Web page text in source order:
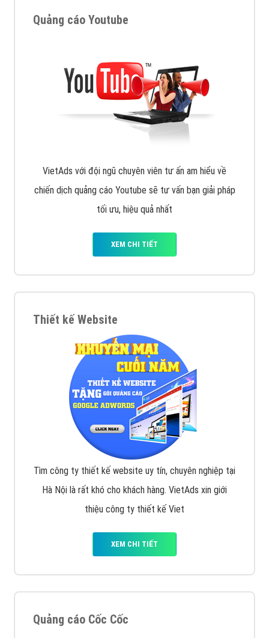
Quảng cáo Youtube
VietAds với đội ngũ chuyên viên tư ấn am hiểu về
chiến dịch quảng cáo Youtube sẽ tư vấn bạn giải pháp
tối ưu, hiệu quả nhất
XEM CHI TIẾT
Thiết kế Website
Tìm công ty thiết kế website uy tín, chuyên nghiệp tại
Hà Nội là rất khó cho khách hàng. VietAds xin giới
thiệu công ty thiết kế Viet
XEM CHI TIẾT
Quảng cáo Cốc Cốc